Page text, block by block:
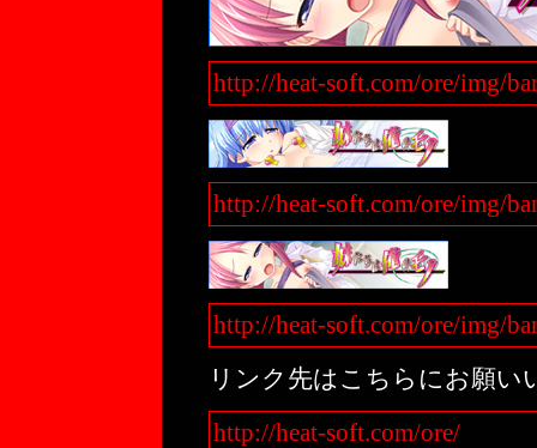
http://heat-soft.com/ore/img/
http://heat-soft.com/ore/img/
http://heat-soft.com/ore/img/
リンク先はこちらにお願い
http://heat-soft.com/ore/